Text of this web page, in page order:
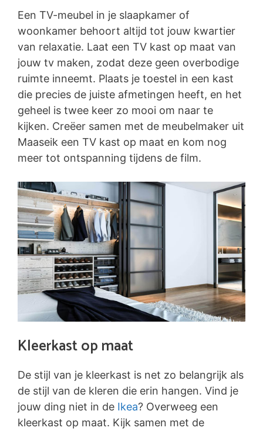
Een TV-meubel in je slaapkamer of
woonkamer behoort altijd tot jouw kwartier
van relaxatie. Laat een TV kast op maat van
jouw tv maken, zodat deze geen overbodige
ruimte inneemt. Plaats je toestel in een kast
die precies de juiste afmetingen heeft, en het
geheel is twee keer zo mooi om naar te
kijken. Creëer samen met de meubelmaker uit
Maaseik een TV kast op maat en kom nog
meer tot ontspanning tijdens de film.
Kleerkast op maat
De stijl van je kleerkast is net zo belangrijk als
de stijl van de kleren die erin hangen. Vind je
jouw ding niet in de Ikea? Overweeg een
kleerkast op maat. Kijk samen met de